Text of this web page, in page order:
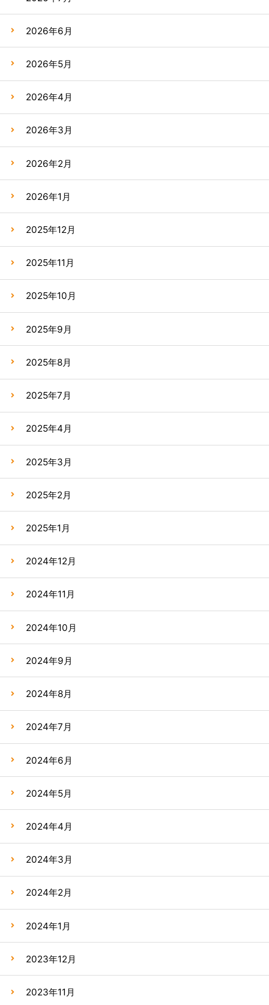
2026年6月
2026年5月
2026年4月
2026年3月
2026年2月
2026年1月
2025年12月
2025年11月
2025年10月
2025年9月
2025年8月
2025年7月
2025年4月
2025年3月
2025年2月
2025年1月
2024年12月
2024年11月
2024年10月
2024年9月
2024年8月
2024年7月
2024年6月
2024年5月
2024年4月
2024年3月
2024年2月
2024年1月
2023年12月
2023年11月